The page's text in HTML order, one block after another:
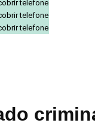
telefone
telefone
telefone